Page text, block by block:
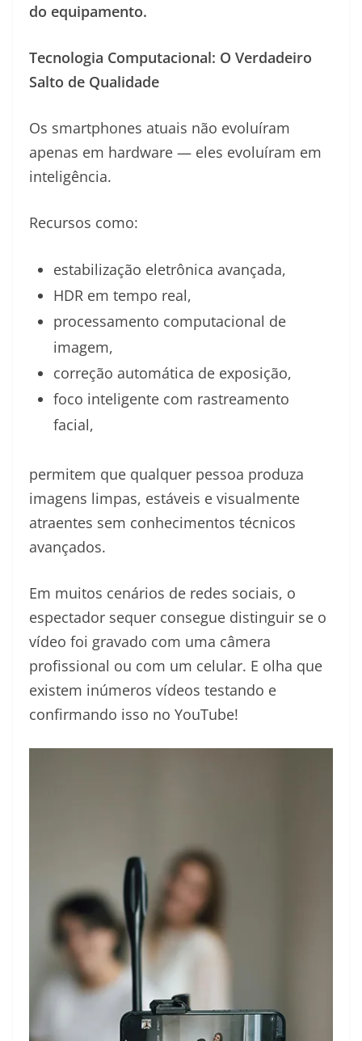
do equipamento.
Tecnologia Computacional: O Verdadeiro
Salto de Qualidade
Os smartphones atuais não evoluíram
apenas em hardware — eles evoluíram em
inteligência.
Recursos como:
estabilização eletrônica avançada,
HDR em tempo real,
processamento computacional de
imagem,
correção automática de exposição,
foco inteligente com rastreamento
facial,
permitem que qualquer pessoa produza
imagens limpas, estáveis e visualmente
atraentes sem conhecimentos técnicos
avançados.
Em muitos cenários de redes sociais, o
espectador sequer consegue distinguir se o
vídeo foi gravado com uma câmera
profissional ou com um celular. E olha que
existem inúmeros vídeos testando e
confirmando isso no YouTube!